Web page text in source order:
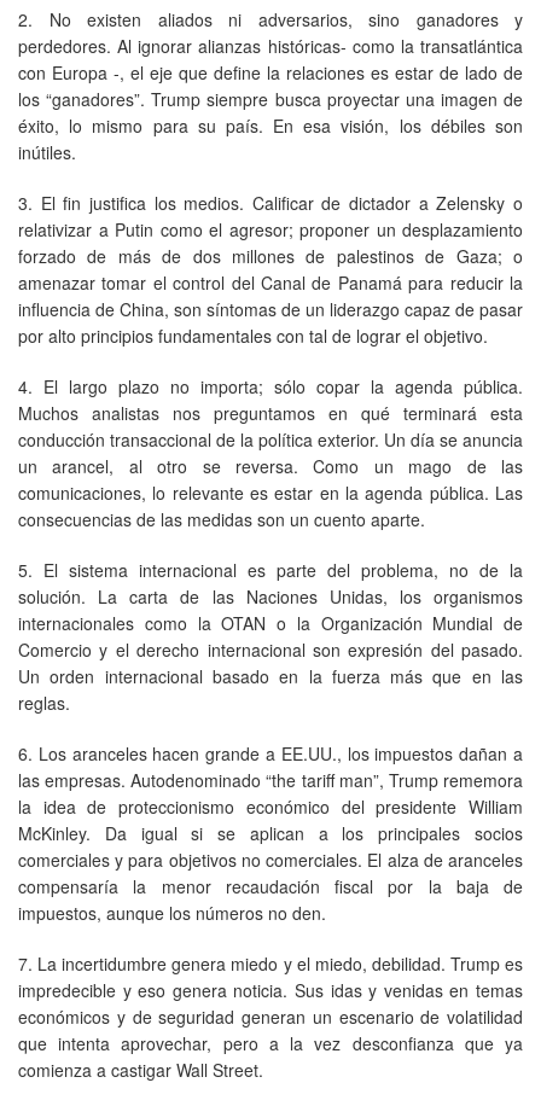
2. No existen aliados ni adversarios, sino ganadores y
perdedores. Al ignorar alianzas históricas- como la transatlántica
con Europa -, el eje que define la relaciones es estar de lado de
los “ganadores”. Trump siempre busca proyectar una imagen de
éxito, lo mismo para su país. En esa visión, los débiles son
inútiles.
3. El fin justifica los medios. Calificar de dictador a Zelensky o
relativizar a Putin como el agresor; proponer un desplazamiento
forzado de más de dos millones de palestinos de Gaza; o
amenazar tomar el control del Canal de Panamá para reducir la
influencia de China, son síntomas de un liderazgo capaz de pasar
por alto principios fundamentales con tal de lograr el objetivo.
4. El largo plazo no importa; sólo copar la agenda pública.
Muchos analistas nos preguntamos en qué terminará esta
conducción transaccional de la política exterior. Un día se anuncia
un arancel, al otro se reversa. Como un mago de las
comunicaciones, lo relevante es estar en la agenda pública. Las
consecuencias de las medidas son un cuento aparte.
5. El sistema internacional es parte del problema, no de la
solución. La carta de las Naciones Unidas, los organismos
internacionales como la OTAN o la Organización Mundial de
Comercio y el derecho internacional son expresión del pasado.
Un orden internacional basado en la fuerza más que en las
reglas.
6. Los aranceles hacen grande a EE.UU., los impuestos dañan a
las empresas. Autodenominado “the tariff man”, Trump rememora
la idea de proteccionismo económico del presidente William
McKinley. Da igual si se aplican a los principales socios
comerciales y para objetivos no comerciales. El alza de aranceles
compensaría la menor recaudación fiscal por la baja de
impuestos, aunque los números no den.
7. La incertidumbre genera miedo y el miedo, debilidad. Trump es
impredecible y eso genera noticia. Sus idas y venidas en temas
económicos y de seguridad generan un escenario de volatilidad
que intenta aprovechar, pero a la vez desconfianza que ya
comienza a castigar Wall Street.